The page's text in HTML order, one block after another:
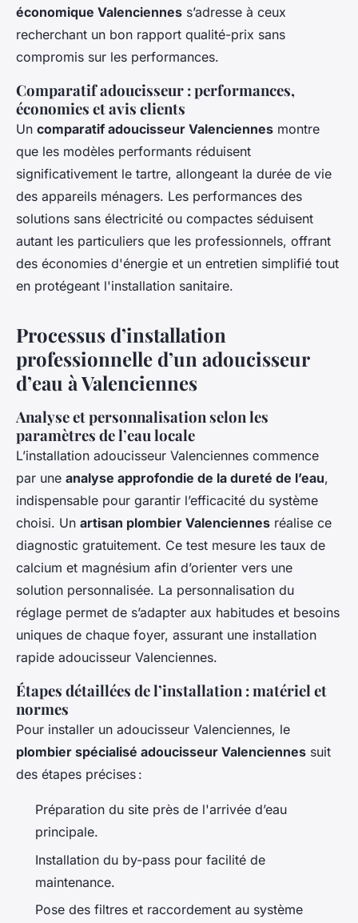
économique Valenciennes s’adresse à ceux
recherchant un bon rapport qualité-prix sans
compromis sur les performances.
Comparatif adoucisseur : performances,
économies et avis clients
Un comparatif adoucisseur Valenciennes montre
que les modèles performants réduisent
significativement le tartre, allongeant la durée de vie
des appareils ménagers. Les performances des
solutions sans électricité ou compactes séduisent
autant les particuliers que les professionnels, offrant
des économies d'énergie et un entretien simplifié tout
en protégeant l'installation sanitaire.
Processus d’installation
professionnelle d’un adoucisseur
d’eau à Valenciennes
Analyse et personnalisation selon les
paramètres de l’eau locale
L’installation adoucisseur Valenciennes commence
par une analyse approfondie de la dureté de l’eau,
indispensable pour garantir l’efficacité du système
choisi. Un artisan plombier Valenciennes réalise ce
diagnostic gratuitement. Ce test mesure les taux de
calcium et magnésium afin d’orienter vers une
solution personnalisée. La personnalisation du
réglage permet de s’adapter aux habitudes et besoins
uniques de chaque foyer, assurant une installation
rapide adoucisseur Valenciennes.
Étapes détaillées de l’installation : matériel et
normes
Pour installer un adoucisseur Valenciennes, le
plombier spécialisé adoucisseur Valenciennes suit
des étapes précises :
Préparation du site près de l'arrivée d’eau
principale.
Installation du by-pass pour facilité de
maintenance.
Pose des filtres et raccordement au système